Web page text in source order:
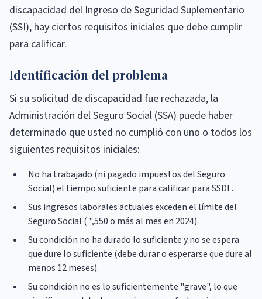
discapacidad del Ingreso de Seguridad Suplementario
(SSI), hay ciertos requisitos iniciales que debe cumplir
para calificar.
Identificación del problema
Si su solicitud de discapacidad fue rechazada, la
Administración del Seguro Social (SSA) puede haber
determinado que usted no cumplió con uno o todos los
siguientes requisitos iniciales:
No ha trabajado (ni pagado impuestos del Seguro
Social) el tiempo suficiente para calificar para SSDI .
Sus ingresos laborales actuales exceden el límite del
Seguro Social ( ",550 o más al mes en 2024).
Su condición no ha durado lo suficiente y no se espera
que dure lo suficiente (debe durar o esperarse que dure al
menos 12 meses).
Su condición no es lo suficientemente "grave", lo que